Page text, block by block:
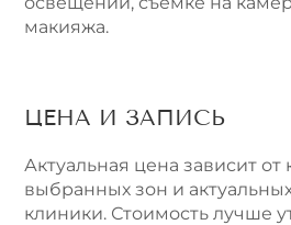
макияжа.
ЦЕНА И ЗАПИСЬ
Актуальная цена зависит от
выбранных зон и
клиники. Стоимость лучше